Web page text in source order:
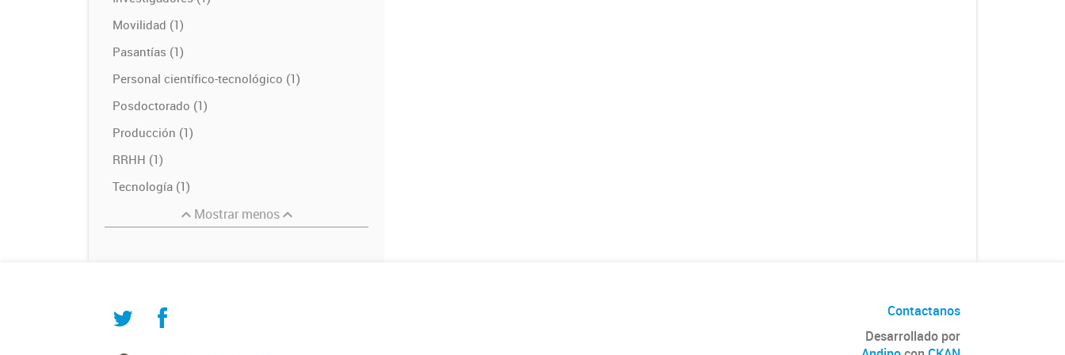
Movilidad (1)
Pasantías (1)
Personal científico-tecnológico (1)
Posdoctorado (1)
Producción (1)
RRHH (1)
Tecnología (1)
Mostrar menos
Contactanos
Desarrollado por